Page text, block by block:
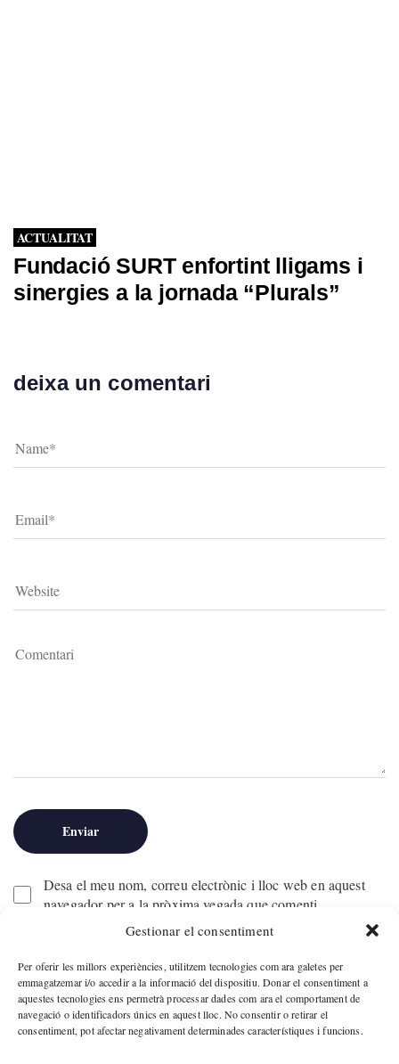
Gestionar el consentiment
Per oferir les millors experiències, utilitzem tecnologies com ara galetes per
emmagatzemar i/o accedir a la informació del dispositiu. Donar el consentiment a
aquestes tecnologies ens permetrà processar dades com ara el comportament de
navegació o identificadors únics en aquest lloc. No consentir o retirar el
consentiment, pot afectar negativament determinades característiques i funcions.
ACTUALITAT
Fundació SURT enfortint lligams i
sinergies a la jornada “Plurals”
deixa un comentari
Desa el meu nom, correu electrònic i lloc web en aquest
navegador per a la pròxima vegada que comenti.